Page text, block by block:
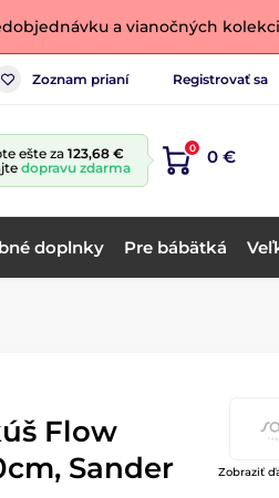
a vianočných
Zoznam prianí Registrovať sa
ešte za 123,68 €
dopravu zdarma
0 0 €
doplnky Pre bábätká
Zobraziť
Flow
Sander